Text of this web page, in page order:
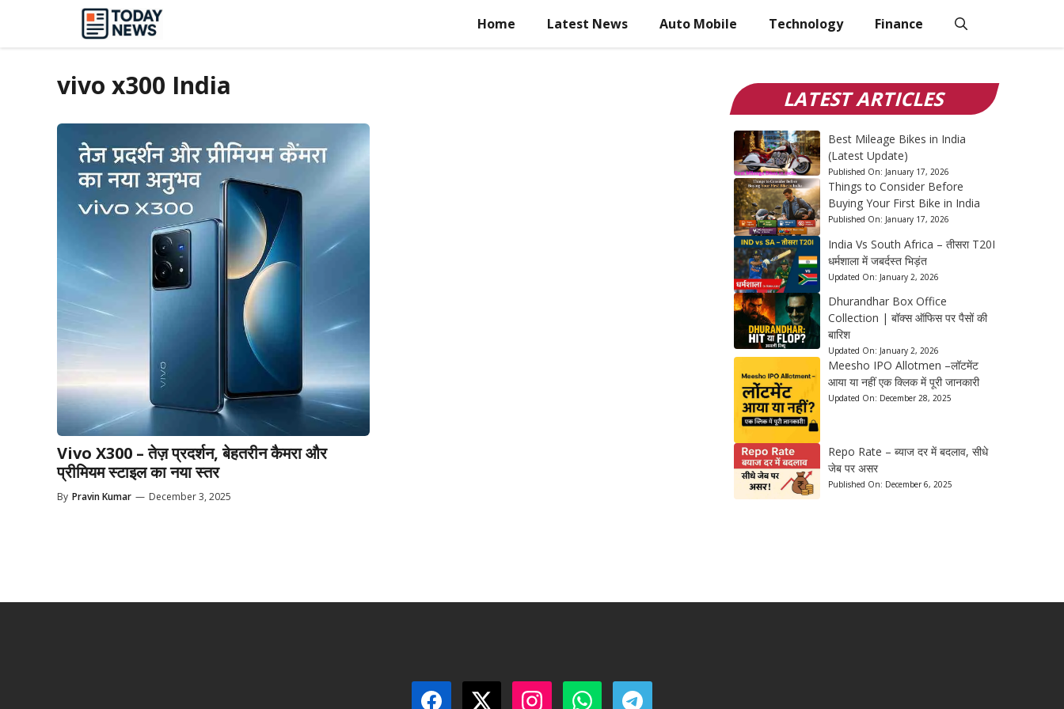
content
Home Latest News Auto Mobile Technology Finance
vivo x300 India
Vivo X300 – तेज़ प्रदर्शन, बेहतरीन कैमरा और
प्रीमियम स्टाइल का नया स्तर
By Pravin Kumar — December 3, 2025
LATEST ARTICLES
Best Mileage Bikes in India
(Latest Update)
Published On: January 17, 2026
Things to Consider Before
Buying Your First Bike in India
Published On: January 17, 2026
India Vs South Africa – तीसरा T20I
धर्मशाला में जबर्दस्त भिड़ंत
Updated On: January 2, 2026
Dhurandhar Box Office
Collection | बॉक्स ऑफिस पर पैसों की
बारिश
Updated On: January 2, 2026
Meesho IPO Allotmen –लॉटमेंट
आया या नहीं एक क्लिक में पूरी जानकारी
Updated On: December 28, 2025
Repo Rate – ब्याज दर में बदलाव, सीधे
जेब पर असर
Published On: December 6, 2025